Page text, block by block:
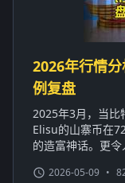
2026年行情
例复盘
2025年3月，当比
Elisu的山寨币在
的造富神话。更
2026-05-09 •